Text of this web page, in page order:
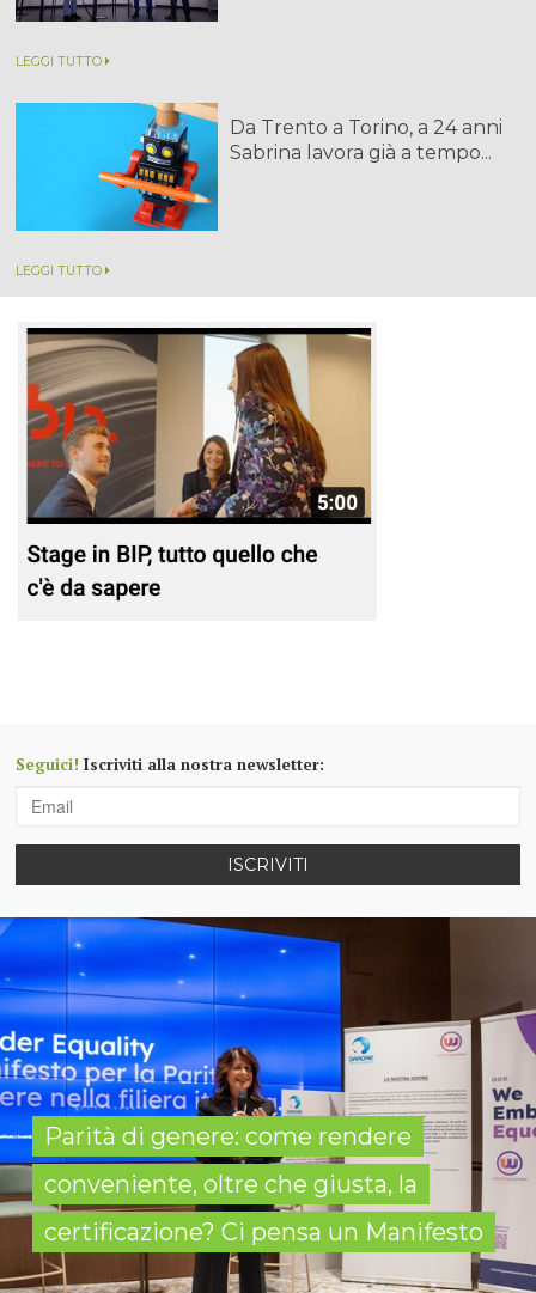
LEGGI TUTTO
Da Trento a Torino, a 24 anni
Sabrina lavora già a tempo...
LEGGI TUTTO
Seguici! Iscriviti alla nostra newsletter:
ISCRIVITI
Parità di genere: come rendere
conveniente, oltre che giusta, la
certificazione? Ci pensa un Manifesto